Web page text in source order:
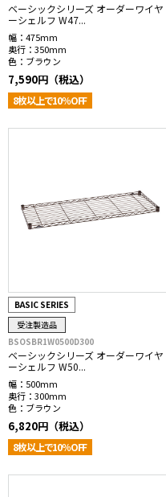
ベーシックシリーズ オーダーワイヤ
ーシェルフ W47...
幅： 475mm
奥行： 350mm
色： ブラウン
7,590円（税込）
8枚以上で10％OFF
BASIC SERIES
受注製造品
BSOSBR1W0500D300
ベーシックシリーズ オーダーワイヤ
ーシェルフ W50...
幅： 500mm
奥行： 300mm
色： ブラウン
6,820円（税込）
8枚以上で10％OFF